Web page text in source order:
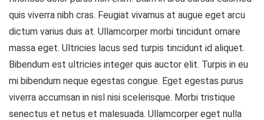
quis viverra nibh cras. Feugiat vivamus at augue eget arcu
dictum varius duis at. Ullamcorper morbi tincidunt ornare
massa eget. Ultricies lacus sed turpis tincidunt id aliquet.
Bibendum est ultricies integer quis auctor elit. Turpis in eu
mi bibendum neque egestas congue. Eget egestas purus
viverra accumsan in nisl nisi scelerisque. Morbi tristique
senectus et netus et malesuada. Ullamcorper eget nulla